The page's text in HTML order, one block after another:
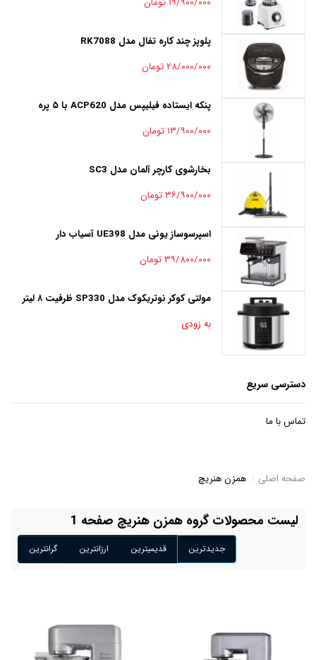
پلوپز چند کاره تفال مدل RK7088
۲۸/۰۰۰/۰۰۰ تومان
پنکه ایستاده فیلیپس مدل ACP620 با ۵ پره
۱۳/۹۰۰/۰۰۰ تومان
بخارشوی کارچر آلمان مدل SC3
۳۶/۹۰۰/۰۰۰ تومان
اسپرسوساز یونی مدل UE398 آسیاب دار
۳۹/۸۰۰/۰۰۰ تومان
مولتی کوکر نوتریکوک مدل SP330 ظرفیت ۸ لیتر
به زودی
دسترسی سریع
تماس با ما
صفحه اصلی همزن هنریچ
لیست محصولات گروه همزن هنریچ صفحه 1
جدیدترین قدیمیترین ارزانترین گرانترین